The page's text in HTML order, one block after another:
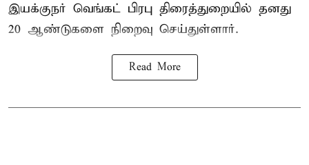
இயக்குநர் வெங்கட் பிரபு திரைத்துறையில் தனது
20 ஆண்டுகளை நிறைவு செய்துள்ளார்.
Read More